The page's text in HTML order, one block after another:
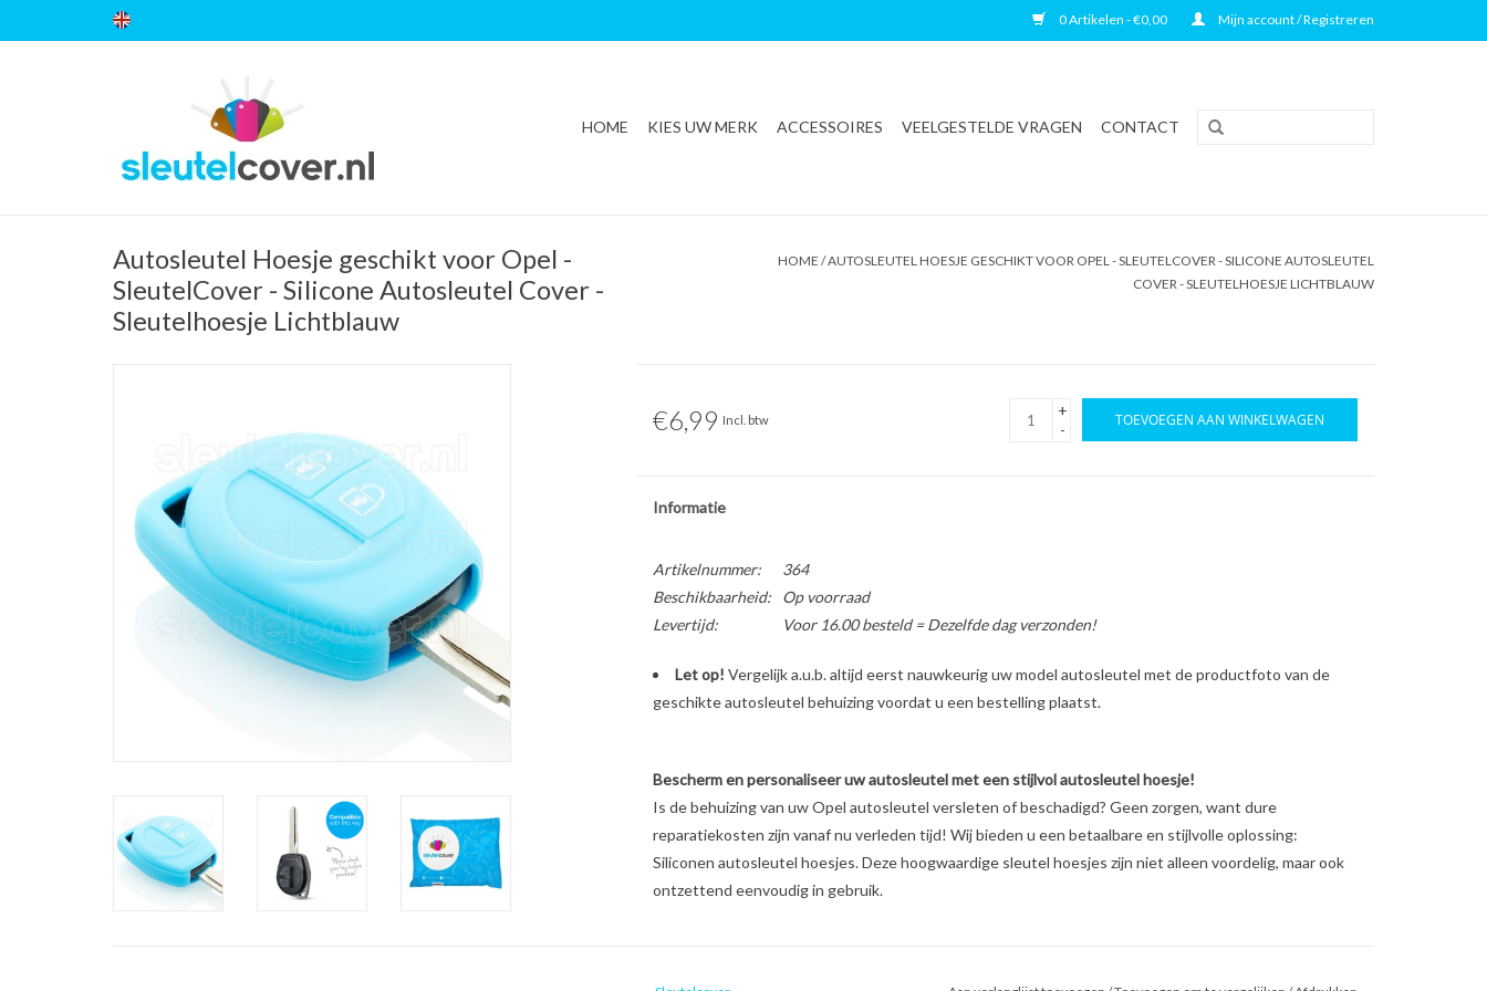
0 Artikelen - €0,00 Mijn account / Registreren
HOME KIES UW MERK ACCESSOIRES VEELGESTELDE VRAGEN CONTACT
Autosleutel Hoesje geschikt voor Opel -
SleutelCover - Silicone Autosleutel Cover -
Sleutelhoesje Lichtblauw
HOME /AUTOSLEUTEL HOESJE GESCHIKT VOOR OPEL - SLEUTELCOVER - SILICONE AUTOSLEUTEL
COVER - SLEUTELHOESJE LICHTBLAUW
€6,99 Incl. btw
+
-
TOEVOEGEN AAN WINKELWAGEN
Informatie
Artikelnummer:
364
Beschikbaarheid:
Op voorraad
Levertijd:
Voor 16.00 besteld = Dezelfde dag verzonden!
Let op! Vergelijk a.u.b. altijd eerst nauwkeurig uw model autosleutel met de productfoto van de
geschikte autosleutel behuizing voordat u een bestelling plaatst.
Bescherm en personaliseer uw autosleutel met een stijlvol autosleutel hoesje!
Is de behuizing van uw Opel autosleutel versleten of beschadigd? Geen zorgen, want dure
reparatiekosten zijn vanaf nu verleden tijd! Wij bieden u een betaalbare en stijlvolle oplossing:
Siliconen autosleutel hoesjes. Deze hoogwaardige sleutel hoesjes zijn niet alleen voordelig, maar ook
ontzettend eenvoudig in gebruik.
Schokabsorberend materiaal